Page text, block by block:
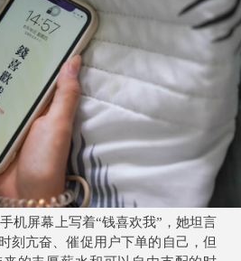
机屏幕上写着“钱喜欢我”，她坦言
刻亢奋、催促用户下单的自己，但